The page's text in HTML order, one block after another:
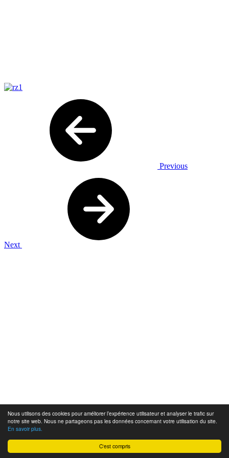
C'est compris
Nous utilisons des cookies pour améliorer l’expérience utilisateur et analyser le trafic sur
notre site web. Nous ne partageons pas les données concernant votre utilisation du site.
En savoir plus.
Previous
Next